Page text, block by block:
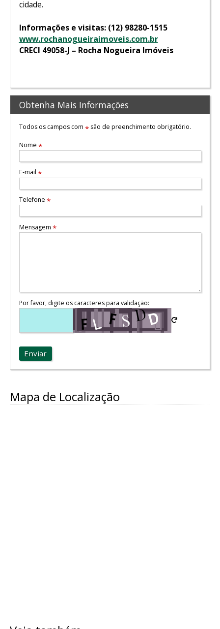
cidade.
Informações e visitas: (12) 98280-1515
www.rochanogueiraimoveis.com.br
CRECI 49058-J – Rocha Nogueira Imóveis
Obtenha Mais Informações
Todos os campos com *são de preenchimento obrigatório.
Nome *
E-mail *
Telefone *
Mensagem *
Por favor, digite os caracteres para validação:
Enviar
Mapa de Localização